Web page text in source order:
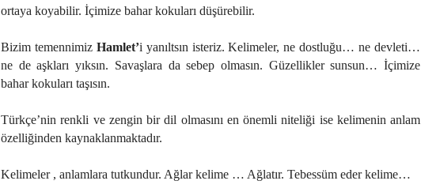
ortaya koyabilir. İçimize bahar kokuları düşürebilir.
Bizim temennimiz Hamlet’i yanıltsın isteriz. Kelimeler, ne dostluğu… ne devleti…
ne de aşkları yıksın. Savaşlara da sebep olmasın. Güzellikler sunsun… İçimize
bahar kokuları taşısın.
Türkçe’nin renkli ve zengin bir dil olmasını en önemli niteliği ise kelimenin anlam
özelliğinden kaynaklanmaktadır.
Kelimeler , anlamlara tutkundur. Ağlar kelime … Ağlatır. Tebessüm eder kelime…